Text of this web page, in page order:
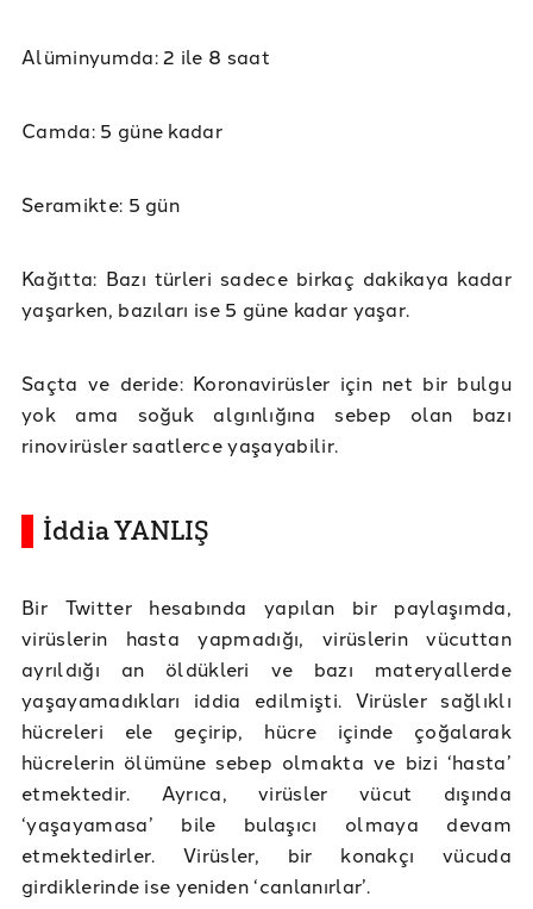
Alüminyumda: 2 ile 8 saat
Camda: 5 güne kadar
Seramikte: 5 gün
Kağıtta: Bazı türleri sadece birkaç dakikaya kadar
yaşarken, bazıları ise 5 güne kadar yaşar.
Saçta ve deride: Koronavirüsler için net bir bulgu
yok ama soğuk algınlığına sebep olan bazı
rinovirüsler saatlerce yaşayabilir.
İddia YANLIŞ
Bir Twitter hesabında yapılan bir paylaşımda,
virüslerin hasta yapmadığı, virüslerin vücuttan
ayrıldığı an öldükleri ve bazı materyallerde
yaşayamadıkları iddia edilmişti. Virüsler sağlıklı
hücreleri ele geçirip, hücre içinde çoğalarak
hücrelerin ölümüne sebep olmakta ve bizi ‘hasta’
etmektedir. Ayrıca, virüsler vücut dışında
‘yaşayamasa’ bile bulaşıcı olmaya devam
etmektedirler. Virüsler, bir konakçı vücuda
girdiklerinde ise yeniden ‘canlanırlar’.